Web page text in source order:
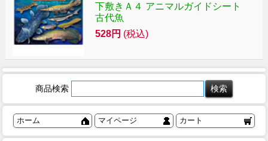
下敷きＡ４ アニマルガイドシート
古代魚
528円 (税込)
商品検索
ホーム マイページ カート